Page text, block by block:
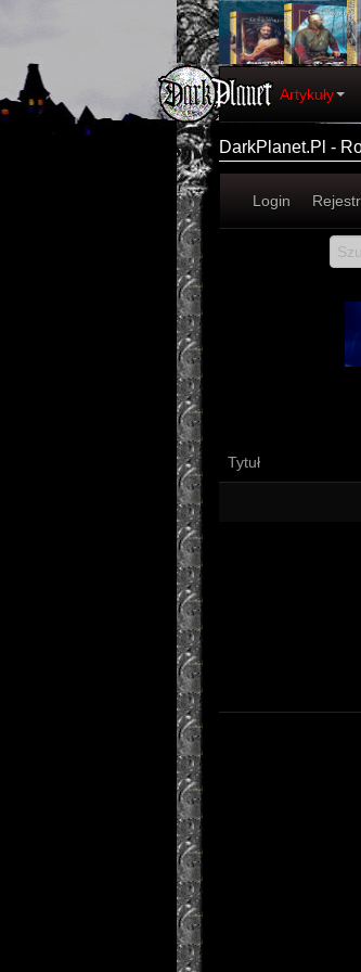
Artykuły
DarkPlanet.Pl -
Login
Tytuł